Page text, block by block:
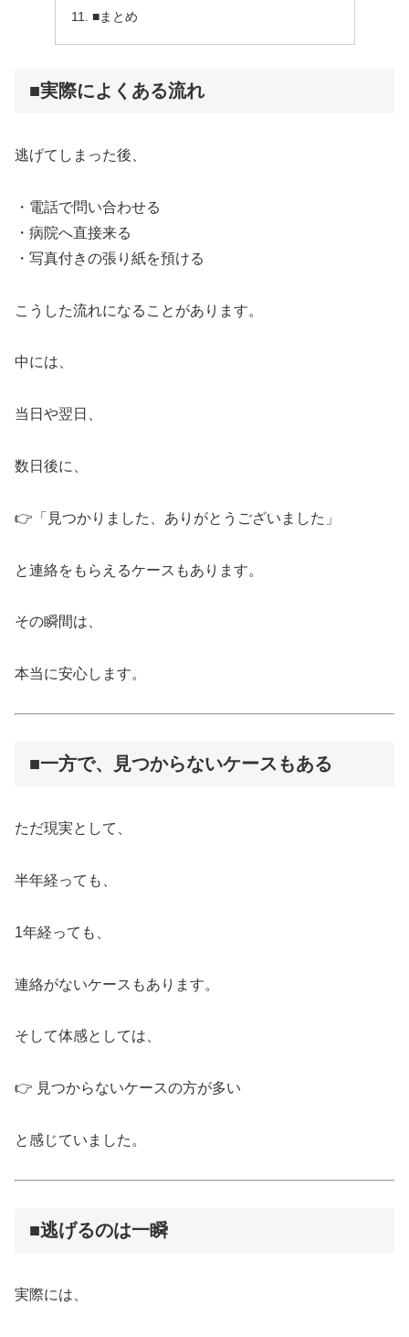
■まとめ
■実際によくある流れ
逃げてしまった後、
・電話で問い合わせる
・病院へ直接来る
・写真付きの張り紙を預ける
こうした流れになることがあります。
中には、
当日や翌日、
数日後に、
👉「見つかりました、ありがとうございました」
と連絡をもらえるケースもあります。
その瞬間は、
本当に安心します。
■一方で、見つからないケースもある
ただ現実として、
半年経っても、
1年経っても、
連絡がないケースもあります。
そして体感としては、
👉 見つからないケースの方が多い
と感じていました。
■逃げるのは一瞬
実際には、